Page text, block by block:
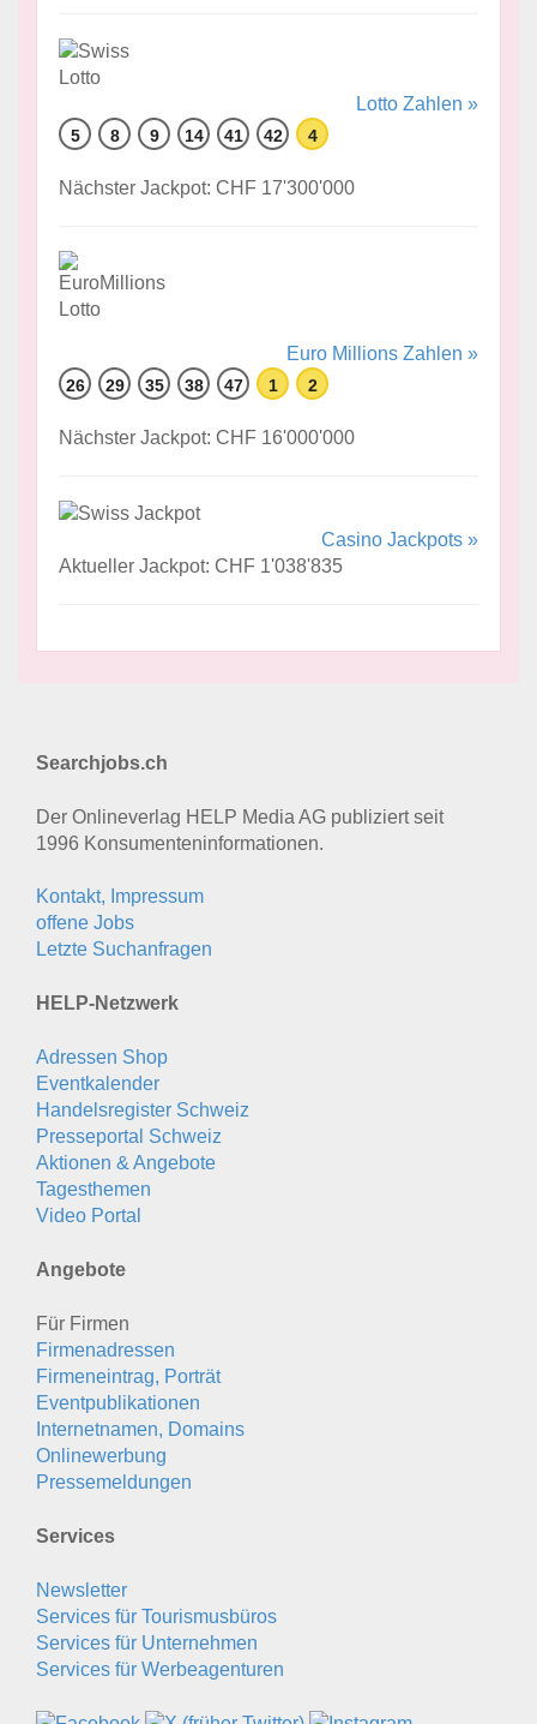
Lotto Zahlen »
5 8 9 14 41 42 4
Nächster Jackpot: CHF 17'300'000
Euro Millions Zahlen »
26 29 35 38 47 1 2
Nächster Jackpot: CHF 16'000'000
Casino Jackpots »
Aktueller Jackpot: CHF 1'038'835
Searchjobs.ch
Der Onlineverlag HELP Media AG publiziert seit
1996 Konsumenten­informationen.
Kontakt, Impressum
offene Jobs
Letzte Suchanfragen
HELP-Netzwerk
Adressen Shop
Eventkalender
Handelsregister Schweiz
Presseportal Schweiz
Aktionen & Angebote
Tagesthemen
Video Portal
Angebote
Für Firmen
Firmenadressen
Firmeneintrag, Porträt
Eventpublikationen
Internetnamen, Domains
Onlinewerbung
Pressemeldungen
Services
Newsletter
Services für Tourismusbüros
Services für Unternehmen
Services für Werbeagenturen